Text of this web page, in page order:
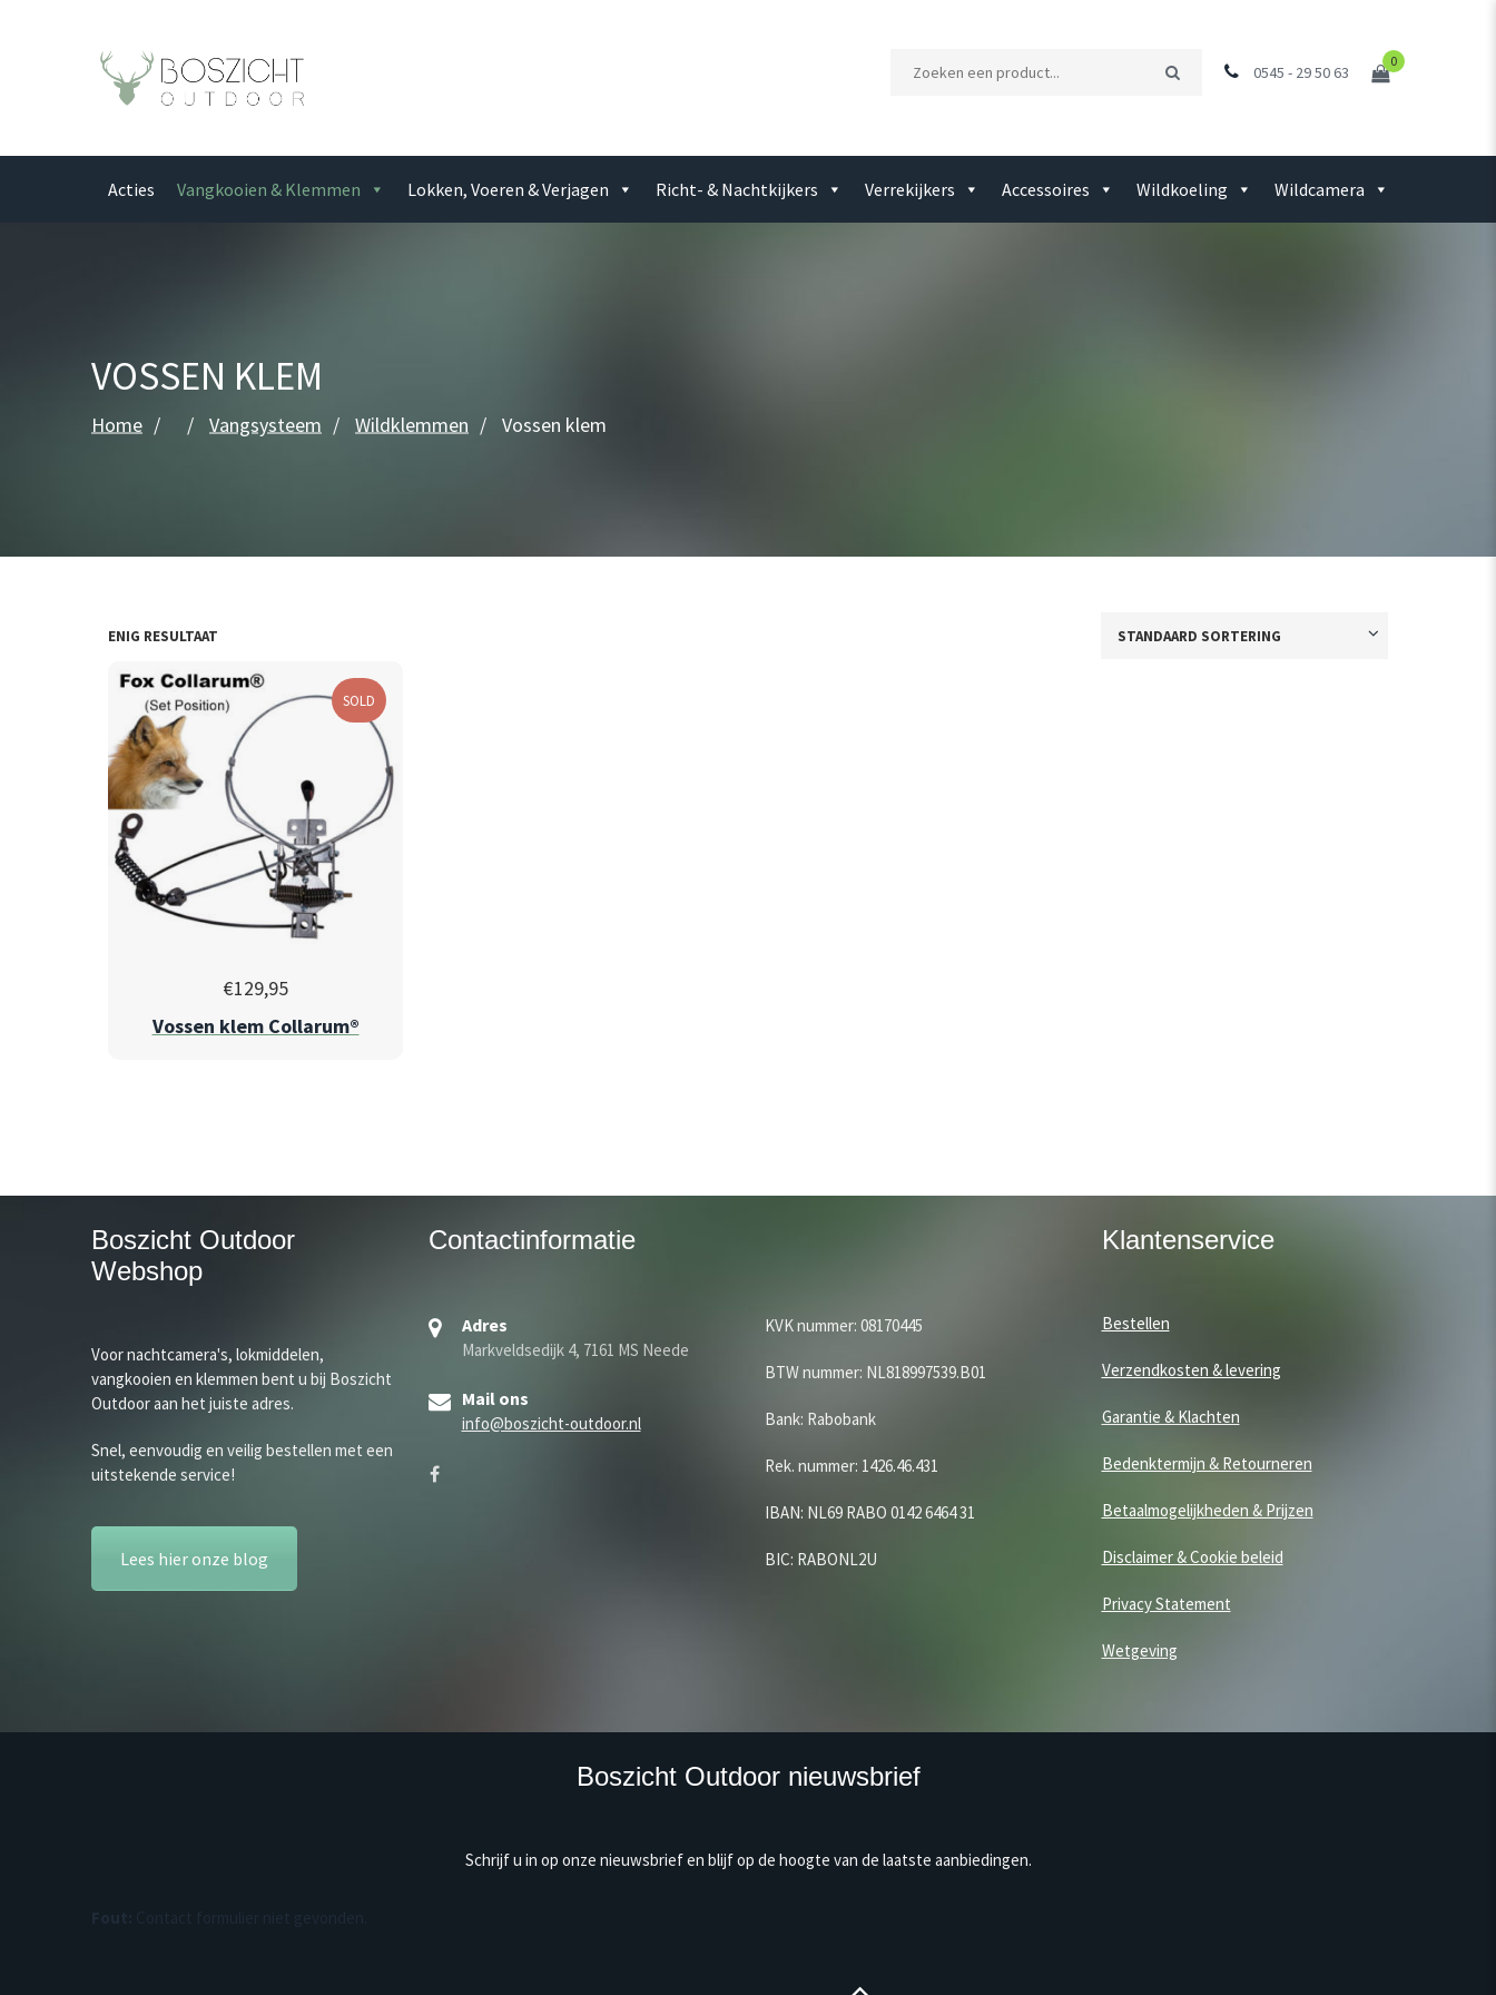
0545 - 29 50 63
0
Acties Vangkooien & Klemmen Lokken, Voeren & Verjagen Richt- & Nachtkijkers Verrekijkers Accessoires Wildkoeling Wildcamera
VOSSEN KLEM
Home Vangsysteem Wildklemmen Vossen klem
ENIG RESULTAAT
SOLD
€129,95
Vossen klem Collarum®
Boszicht Outdoor
Webshop
Voor nachtcamera's, lokmiddelen,
vangkooien en klemmen bent u bij Boszicht
Outdoor aan het juiste adres.
Snel, eenvoudig en veilig bestellen met een
uitstekende service!
Lees hier onze blog
Contactinformatie
Adres
Markveldsedijk 4, 7161 MS Neede
Mail ons
info@boszicht-outdoor.nl
KVK nummer: 08170445
BTW nummer: NL818997539.B01
Bank: Rabobank
Rek. nummer: 1426.46.431
IBAN: NL69 RABO 0142 6464 31
BIC: RABONL2U
Klantenservice
Bestellen
Verzendkosten & levering
Garantie & Klachten
Bedenktermijn & Retourneren
Betaalmogelijkheden & Prijzen
Disclaimer & Cookie beleid
Privacy Statement
Wetgeving
Boszicht Outdoor nieuwsbrief
Schrijf u in op onze nieuwsbrief en blijf op de hoogte van de laatste aanbiedingen.